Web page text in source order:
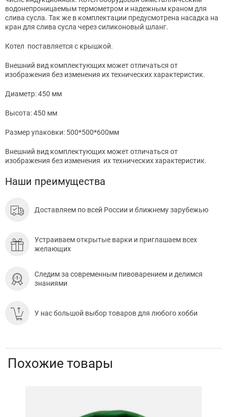
водонепроницаемым термометром и надежным краном для
слива сусла. Так же в комплектации предусмотрена насадка на
кран для слива сусла через силиконовый шланг.
Котел поставляется с крышкой.
Внешний вид комплектующих может отличаться от
изображения без изменения их технических характеристик.
Диаметр: 450 мм
Высота: 450 мм
Размер упаковки: 500*500*600мм
Внешний вид комплектующих может отличаться от
изображения без изменения их технических характеристик.
Наши преимущества
Доставляем по всей России и ближнему зарубежью
Устраиваем открытые варки и приглашаем всех
желающих
Следим за современным пивоварением и делимся
знаниями
У нас большой выбор товаров для любого хобби
Похожие товары